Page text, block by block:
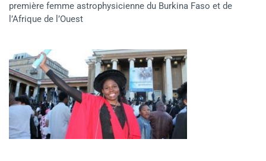
première femme astrophysicienne du Burkina Faso et de
l’Afrique de l’Ouest